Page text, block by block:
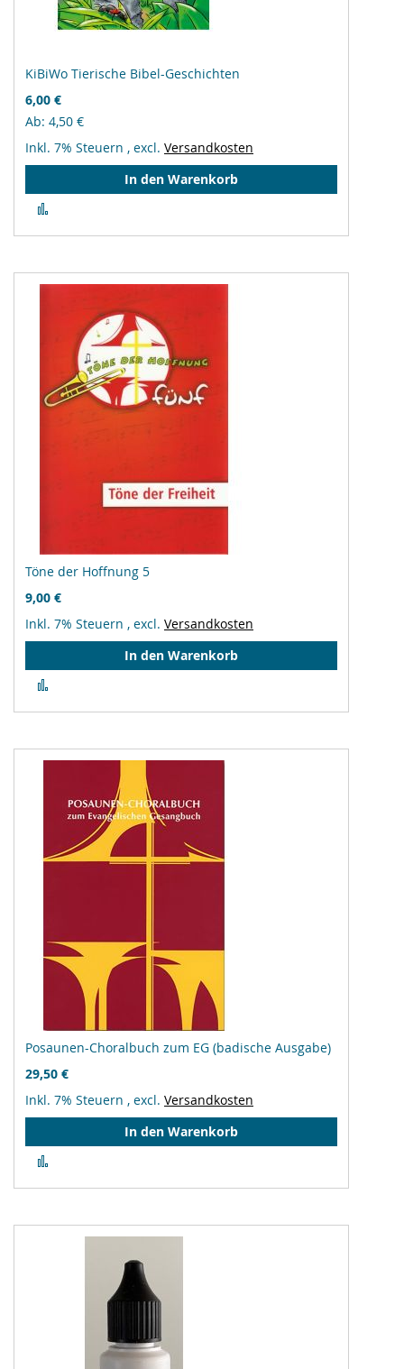
KiBiWo Tierische Bibel-Geschichten
6,00 €
Ab 4,50 €
Inkl. 7% Steuern , excl. Versandkosten
In den Warenkorb
hinzufügen
Töne der Hoffnung 5
9,00 €
Inkl. 7% Steuern , excl. Versandkosten
In den Warenkorb
hinzufügen
Posaunen-Choralbuch zum EG (badische Ausgabe)
29,50 €
Inkl. 7% Steuern , excl. Versandkosten
In den Warenkorb
hinzufügen